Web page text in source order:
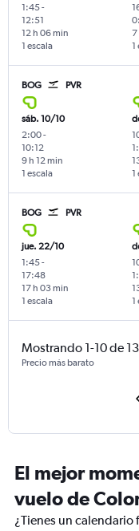
1:45-
12:51
1 escala
12 h 06 min
1
7
BOG PVR
sáb. 10/10
2:00-
10:12
1 escala
9 h 12 min
1
BOG PVR
jue. 22/10
1:45-
17:48
1 escala
17 h 03 min
1
Mostrando 1-10 de
Precio más barato
El mejor
vuelo de
¿Tienes un